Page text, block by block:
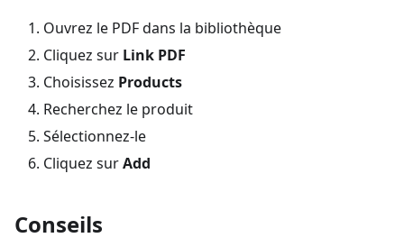
Ouvrez le PDF dans la bibliothèque
Cliquez sur Link PDF
Choisissez Products
Recherchez le produit
Sélectionnez-le
Cliquez surAdd
Conseils